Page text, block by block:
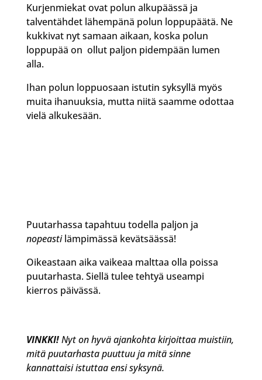
Kurjenmiekat ovat polun alkupäässä ja
talventähdet lähempänä polun loppupäätä. Ne
kukkivat nyt samaan aikaan, koska polun
loppupää on ollut paljon pidempään lumen
alla.
Ihan polun loppuosaan istutin syksyllä myös
muita ihanuuksia, mutta niitä saamme odottaa
vielä alkukesään.
Puutarhassa tapahtuu todella paljon ja
nopeastilämpimässä kevätsäässä!
Oikeastaan aika vaikeaa malttaa olla poissa
puutarhasta. Siellä tulee tehtyä useampi
kierros päivässä.
VINKKI!Nyt on hyvä ajankohta kirjoittaa muistiin,
mitä puutarhasta puuttuu ja mitä sinne
kannattaisi istuttaa ensi syksynä.